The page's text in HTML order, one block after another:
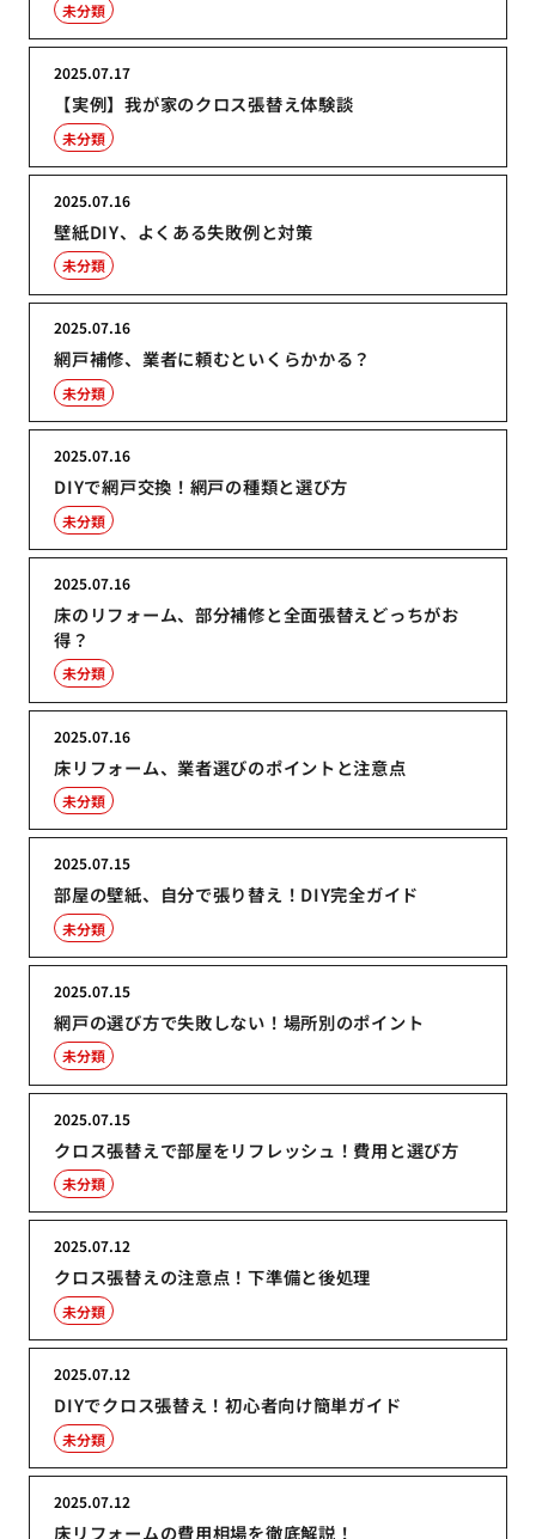
未分類
【実例】我が家のクロス張替え体験談
2025.07.17
未分類
壁紙DIY、よくある失敗例と対策
2025.07.16
未分類
網戸補修、業者に頼むといくらかかる？
2025.07.16
未分類
DIYで網戸交換！網戸の種類と選び方
2025.07.16
未分類
床のリフォーム、部分補修と全面張替えどっちがお
得？
2025.07.16
未分類
床リフォーム、業者選びのポイントと注意点
2025.07.16
未分類
部屋の壁紙、自分で張り替え！DIY完全ガイド
2025.07.15
未分類
網戸の選び方で失敗しない！場所別のポイント
2025.07.15
未分類
クロス張替えで部屋をリフレッシュ！費用と選び方
2025.07.15
未分類
クロス張替えの注意点！下準備と後処理
2025.07.12
未分類
DIYでクロス張替え！初心者向け簡単ガイド
2025.07.12
未分類
床リフォームの費用相場を徹底解説！
2025.07.12